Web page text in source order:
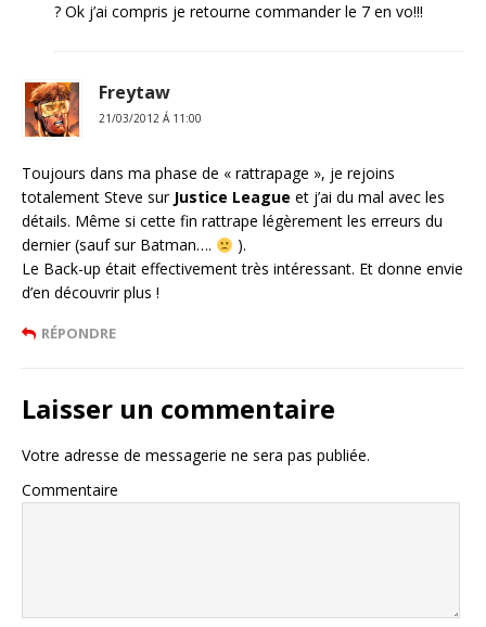
? Ok j’ai compris je retourne commander le 7 en vo!!!
Freytaw
21/03/2012 Á 11:00
Toujours dans ma phase de « rattrapage », je rejoins
totalement Steve sur Justice League et j’ai du mal avec les
détails. Même si cette fin rattrape légèrement les erreurs du
dernier (sauf sur Batman….
).
Le Back-up était effectivement très intéressant. Et donne envie
d’en découvrir plus !
RÉPONDRE
Laisser un commentaire
Votre adresse de messagerie ne sera pas publiée.
Commentaire